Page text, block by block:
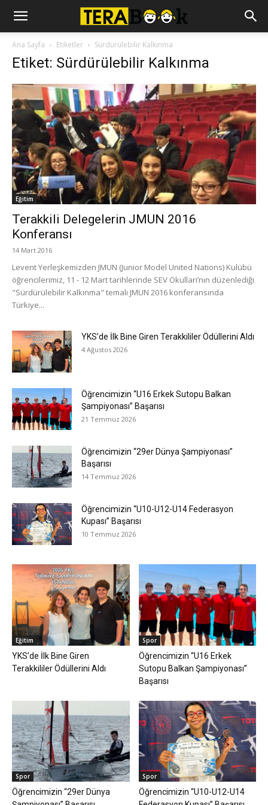
Ana Sayfa Etiketler Sürdürülebilir Kalkınma
Etiket: Sürdürülebilir Kalkınma
Eğitim
Terakkili Delegelerin JMUN 2016
Konferansı
14 Mart 2016
Levent Yerleşkemizden JMUN (Junior Model United Nations) Kulübü
öğrencilerimiz, 11 - 12 Mart tarihlerinde SEV Okulları’nın düzenlediği
"Sürdürülebilir Kalkınma" temalı JMUN 2016 konferansında
Türkiye...
YKS’de İlk Bine Giren Terakkililer Ödüllerini Aldı
4 Ağustos 2026
Öğrencimizin “U16 Erkek Sutopu Balkan
Şampiyonası” Başarısı
21 Temmuz 2026
Öğrencimizin “29er Dünya Şampiyonası”
Başarısı
14 Temmuz 2026
Öğrencimizin “U10-U12-U14 Federasyon
Kupası” Başarısı
10 Temmuz 2026
Eğitim
YKS’de İlk Bine Giren
Terakkililer Ödüllerini Aldı
Spor
Öğrencimizin “U16 Erkek
Sutopu Balkan Şampiyonası”
Başarısı
Spor
Öğrencimizin “29er Dünya
Spor
Öğrencimizin “U10-U12-U14